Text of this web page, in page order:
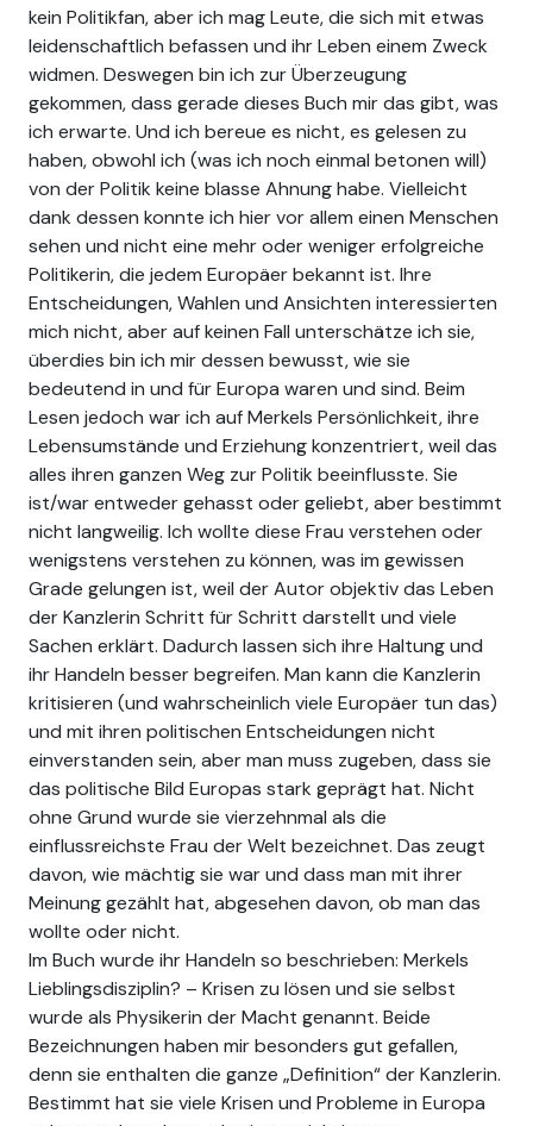
kein Politikfan, aber ich mag Leute, die sich mit etwas
leidenschaftlich befassen und ihr Leben einem Zweck
widmen. Deswegen bin ich zur Überzeugung
gekommen, dass gerade dieses Buch mir das gibt, was
ich erwarte. Und ich bereue es nicht, es gelesen zu
haben, obwohl ich (was ich noch einmal betonen will)
von der Politik keine blasse Ahnung habe. Vielleicht
dank dessen konnte ich hier vor allem einen Menschen
sehen und nicht eine mehr oder weniger erfolgreiche
Politikerin, die jedem Europäer bekannt ist. Ihre
Entscheidungen, Wahlen und Ansichten interessierten
mich nicht, aber auf keinen Fall unterschätze ich sie,
überdies bin ich mir dessen bewusst, wie sie
bedeutend in und für Europa waren und sind. Beim
Lesen jedoch war ich auf Merkels Persönlichkeit, ihre
Lebensumstände und Erziehung konzentriert, weil das
alles ihren ganzen Weg zur Politik beeinflusste. Sie
ist/war entweder gehasst oder geliebt, aber bestimmt
nicht langweilig. Ich wollte diese Frau verstehen oder
wenigstens verstehen zu können, was im gewissen
Grade gelungen ist, weil der Autor objektiv das Leben
der Kanzlerin Schritt für Schritt darstellt und viele
Sachen erklärt. Dadurch lassen sich ihre Haltung und
ihr Handeln besser begreifen. Man kann die Kanzlerin
kritisieren (und wahrscheinlich viele Europäer tun das)
und mit ihren politischen Entscheidungen nicht
einverstanden sein, aber man muss zugeben, dass sie
das politische Bild Europas stark geprägt hat. Nicht
ohne Grund wurde sie vierzehnmal als die
einflussreichste Frau der Welt bezeichnet. Das zeugt
davon, wie mächtig sie war und dass man mit ihrer
Meinung gezählt hat, abgesehen davon, ob man das
wollte oder nicht.
Im Buch wurde ihr Handeln so beschrieben: Merkels
Lieblingsdisziplin? – Krisen zu lösen und sie selbst
wurde als Physikerin der Macht genannt. Beide
Bezeichnungen haben mir besonders gut gefallen,
denn sie enthalten die ganze „Definition“ der Kanzlerin.
Bestimmt hat sie viele Krisen und Probleme in Europa